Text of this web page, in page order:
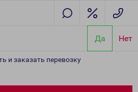
Да Нет
и заказать перевозку